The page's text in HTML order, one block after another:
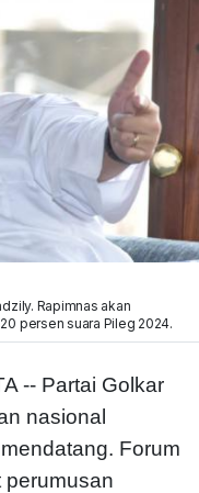
Rapimnas akan
persen suara Pileg 2024.
-- Partai Golkar
nasional
Forum
perumusan